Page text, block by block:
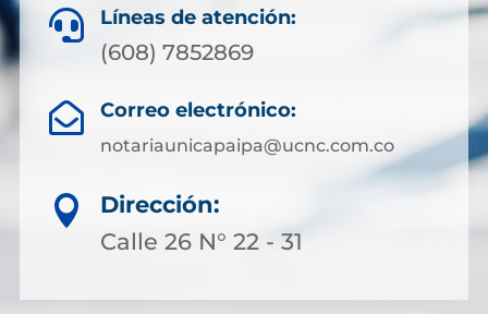
 Líneas de atención:
(608) 7852869
 Correo electrónico:
notariaunicapaipa@ucnc.com.co

Dirección:
Calle 26 N° 22 - 31